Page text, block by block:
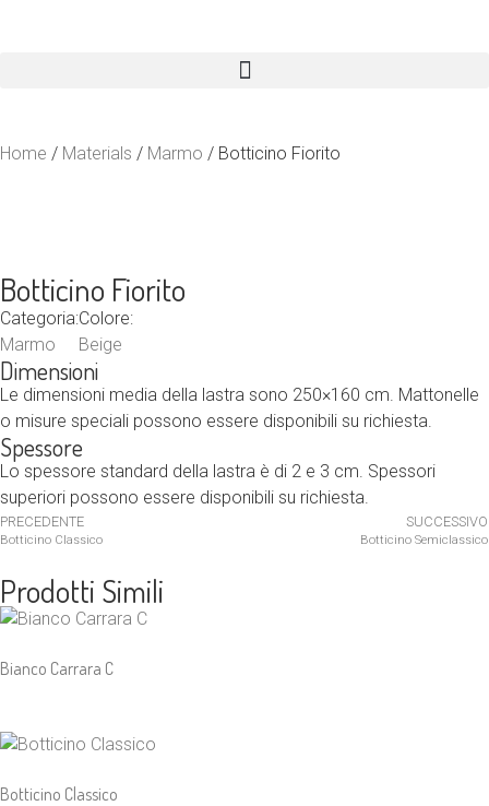
Home / Materials / Marmo / Botticino Fiorito
Botticino Fiorito
Categoria:
Marmo
Colore:
Beige
Dimensioni
Le dimensioni media della lastra sono 250×160 cm. Mattonelle
o misure speciali possono essere disponibili su richiesta.
Spessore
Lo spessore standard della lastra è di 2 e 3 cm. Spessori
superiori possono essere disponibili su richiesta.
PRECEDENTE
Botticino Classico
SUCCESSIVO
Botticino Semiclassico
Prodotti Simili
Bianco Carrara C
Botticino Classico